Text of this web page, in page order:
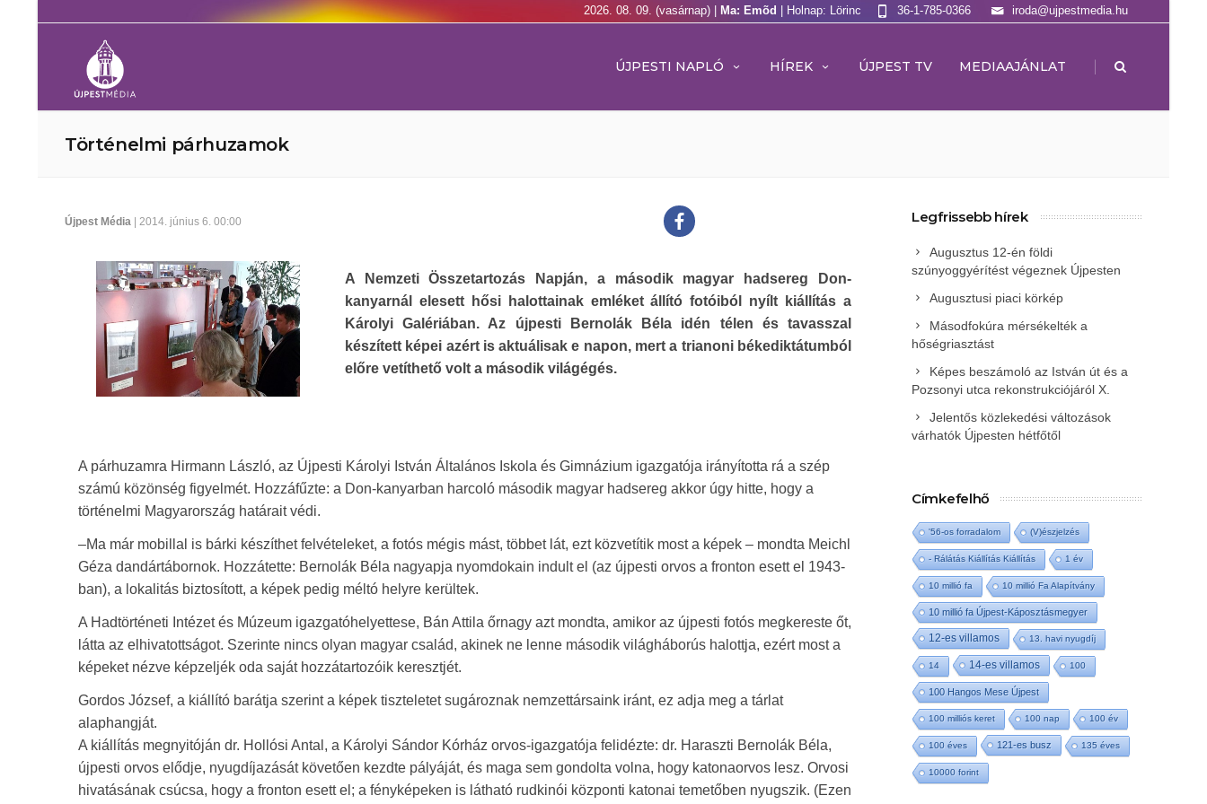
2026. 08. 09. (vasárnap) | Ma: Emõd | Holnap: Lörinc iroda@ujpestmedia.hu
36-1-785-0366
ÚJPESTI NAPLÓ HÍREK ÚJPEST TV MEDIAAJÁNLAT |
Történelmi párhuzamok
Újpest Média | 2014. június 6. 00:00
A Nemzeti Összetartozás Napján, a második magyar hadsereg Don-
kanyarnál elesett hősi halottainak emléket állító fotóiból nyílt kiállítás a
Károlyi Galériában. Az újpesti Bernolák Béla idén télen és tavasszal
készített képei azért is aktuálisak e napon, mert a trianoni békediktátumból
előre vetíthető volt a második világégés.
A párhuzamra Hirmann László, az Újpesti Károlyi István Általános Iskola és Gimnázium igazgatója irányította rá a szép
számú közönség figyelmét. Hozzáfűzte: a Don-kanyarban harcoló második magyar hadsereg akkor úgy hitte, hogy a
történelmi Magyarország határait védi.
–Ma már mobillal is bárki készíthet felvételeket, a fotós mégis mást, többet lát, ezt közvetítik most a képek – mondta Meichl
Géza dandártábornok. Hozzátette: Bernolák Béla nagyapja nyomdokain indult el (az újpesti orvos a fronton esett el 1943-
ban), a lokalitás biztosított, a képek pedig méltó helyre kerültek.
A Hadtörténeti Intézet és Múzeum igazgatóhelyettese, Bán Attila őrnagy azt mondta, amikor az újpesti fotós megkereste őt,
látta az elhivatottságot. Szerinte nincs olyan magyar család, akinek ne lenne második világháborús halottja, ezért most a
képeket nézve képzeljék oda saját hozzátartozóik keresztjét.
Gordos József, a kiállító barátja szerint a képek tiszteletet sugároznak nemzettársaink iránt, ez adja meg a tárlat
alaphangját.
A kiállítás megnyitóján dr. Hollósi Antal, a Károlyi Sándor Kórház orvos-igazgatója felidézte: dr. Haraszti Bernolák Béla,
újpesti orvos elődje, nyugdíjazását követően kezdte pályáját, és maga sem gondolta volna, hogy katonaorvos lesz. Orvosi
hivatásának csúcsa, hogy a fronton esett el; a fényképeken is látható rudkinói központi katonai temetőben nyugszik. (Ezen
Legfrissebb hírek
Augusztus 12-én földi
szúnyoggyérítést végeznek Újpesten
Augusztusi piaci körkép
Másodfokúra mérsékelték a
hőségriasztást
Képes beszámoló az István út és a
Pozsonyi utca rekonstrukciójáról X.
Jelentős közlekedési változások
várhatók Újpesten hétfőtől
Címkefelhő
'56-os forradalom (V)észjelzés
- Rálátás Kiállítás Kiállítás 1 év
10 millió fa 10 millió Fa Alapítvány
10 millió fa Újpest-Káposztásmegyer
12-es villamos 13. havi nyugdíj
14 14-es villamos 100
100 Hangos Mese Újpest
100 milliós keret 100 nap 100 év
100 éves 121-es busz 135 éves
10000 forint